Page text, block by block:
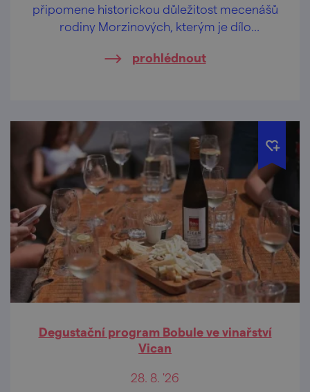
připomene historickou důležitost mecenášů
rodiny Morzinových, kterým je dílo
prohlédnout
Degustační program Bobule ve vinařství
Vican
28. 8. '26